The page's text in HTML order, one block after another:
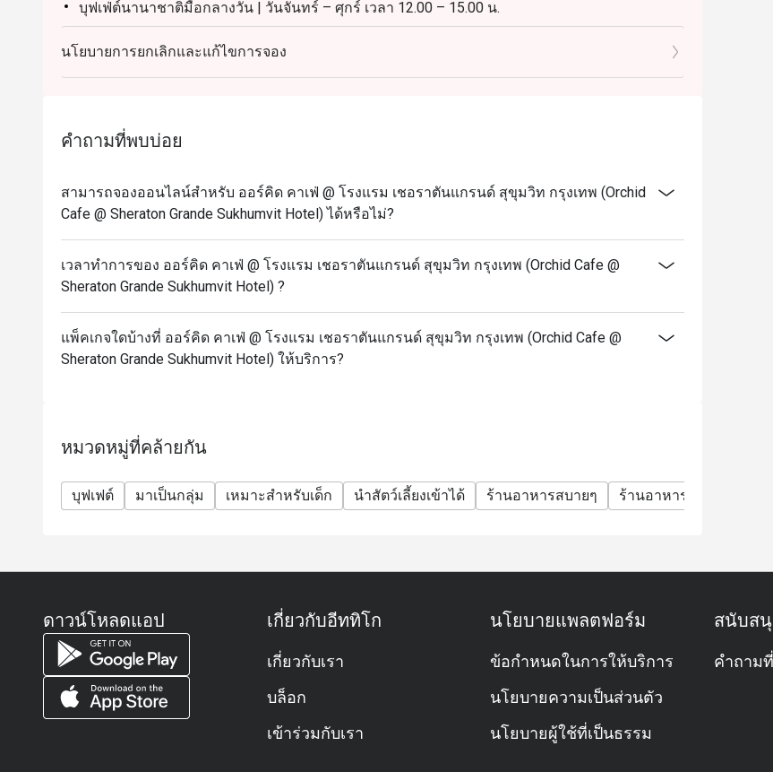
บุฟเฟ่ต์นานาชาติมื้อกลางวัน | วันจันทร์ – ศุกร์ เวลา 12.00 – 15.00 น.
ผู้ใหญ่: 1,600++ บาท ต่อท่าน
เด็ก (อายุ 3 – 12 ปี): 800++ บาท ต่อท่าน
บุฟเฟ่ต์นานาชาติมื้อกลางวัน | วันเสาร์ เวลา 12.00 – 15.00 น.
เด็ก (อายุ 3 – 12 ปี): 950++ บาท ต่อท่าน
ผู้ใหญ่: 1,950++ บาท ต่อท่าน
เด็ก (อายุ 3 – 12 ปี): 975++ บาท ต่อท่าน
ท่าน
เด็ก (3 – 12 ปี): 1,225++ บาท ต่อท่าน
ส่วนลดใช้ได้เฉพาะราคาบุฟเฟ่ต์เท่านั้น ไม่สามารถใช้ได้กับเมนูตามสั่งและราคาเด็ก
Frequently Asked Questions
ให้บริการอาหารนานาชาติในรูปแบบ บุฟเฟต์และเมนูตามสั่ง (à la carte) มีทั้งอาหารไทย ญี่ปุ่น ตะวัน
ถาม: ร้านเปิดให้บริการเวลาไหนบ้าง?
ถาม: ต้องจองโต๊ะล่วงหน้าหรือสามารถ Walk-in ได้เลย?
หรือวันที่มีบุฟเฟต์พิเศษ เพื่อให้มั่นใจว่าจะมีที่นั่งแน่นอนครับ
ถาม: ราคาบุฟเฟต์เท่าไหร่? มีราคาสำหรับเด็กไหม?
ตอบ:
ประเภทบุฟเฟต์
ผู้ใหญ่
นโยบายการยกเลิกและแก้ไขการจอง
คำถามที่พบบ่อย
สามารถจองออนไลน์สำหรับ ออร์คิด คาเฟ่ @ โรงแรม เชอราตันแกรนด์ สุขุมวิท กรุงเทพ (Orchid
Cafe @ Sheraton Grande Sukhumvit Hotel) ได้หรือไม่?
เวลาทำการของ ออร์คิด คาเฟ่ @ โรงแรม เชอราตันแกรนด์ สุขุมวิท กรุงเทพ (Orchid Cafe @
Sheraton Grande Sukhumvit Hotel) ?
แพ็คเกจใดบ้างที่ ออร์คิด คาเฟ่ @ โรงแรม เชอราตันแกรนด์ สุขุมวิท กรุงเทพ (Orchid Cafe @
Sheraton Grande Sukhumvit Hotel) ให้บริการ?
หมวดหมู่ที่คล้ายกัน
บุฟเฟต์ มาเป็นกลุ่ม เหมาะสำหรับเด็ก นำสัตว์เลี้ยงเข้าได้ ร้านอาหารสบายๆ ร้านอาหารหรู
ดาวน์โหลดแอป เกี่ยวกับอีททิโก
เกี่ยวกับเรา
บล็อก
เข้าร่วมกับเรา
นโยบายแพลตฟอร์ม
ข้อกำหนดในการให้บริการ
นโยบายความเป็นส่วนตัว
นโยบายผู้ใช้ที่เป็นธรรม
สนับส
คำถาม